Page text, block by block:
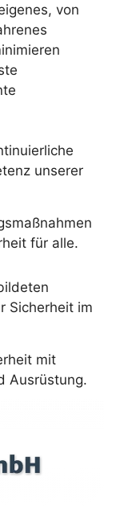
von
unserer
für alle.
Sicherheit im
mit
Ausrüstung.